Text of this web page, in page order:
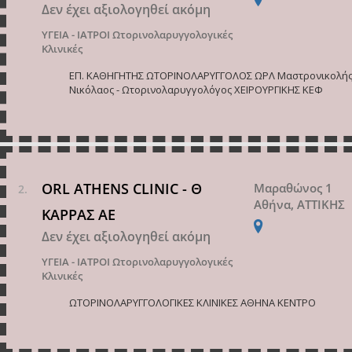
Δεν έχει αξιολογηθεί ακόμη
ΥΓΕΙΑ - ΙΑΤΡΟΙ Ωτορινολαρυγγολογικές
Κλινικές
ΕΠ. ΚΑΘΗΓΗΤΗΣ ΩΤΟΡΙΝΟΛΑΡΥΓΓΟΛΟΣ ΩΡΛ Μαστρονικολής
Νικόλαος - Ωτορινολαρυγγολόγος ΧΕΙΡΟΥΡΓΙΚΗΣ ΚΕΦ
ORL ATHENS CLINIC - Θ
ΚΑΡΡΑΣ ΑΕ
Δεν έχει αξιολογηθεί ακόμη
ΥΓΕΙΑ - ΙΑΤΡΟΙ Ωτορινολαρυγγολογικές
Κλινικές
Μαραθώνος 1
Αθήνα, ΑΤΤΙΚΗΣ
ΩΤΟΡΙΝΟΛΑΡΥΓΓΟΛΟΓΙΚΕΣ ΚΛΙΝΙΚΕΣ ΑΘΗΝΑ ΚΕΝΤΡΟ